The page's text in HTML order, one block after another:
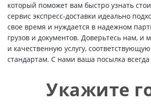
который поможет вам быстро узнать
сервис экспресс-доставки идеально
свое время и нуждается в надежном
грузов и документов. Доверьтесь нам,
и качественную услугу,
стандартам. С нами ваша посылка
Укажите